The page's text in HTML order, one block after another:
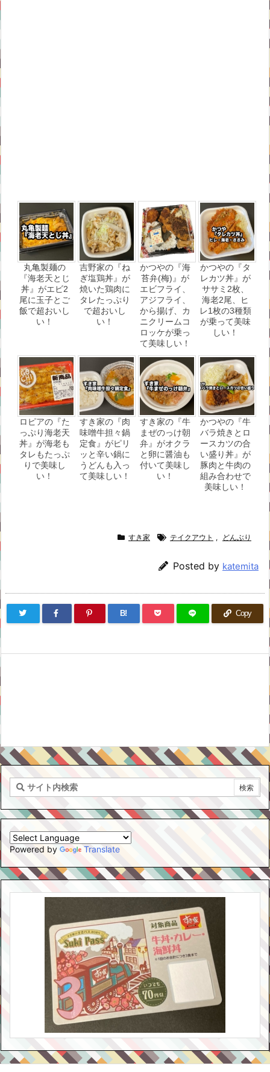
丸亀製麺の
『海老天とじ
丼』がエビ2
尾に玉子とご
飯で超おいし
い！
吉野家の『ね
ぎ塩鶏丼』が
焼いた鶏肉に
タレたっぷり
で超おいし
い！
かつやの『海
苔弁(梅)』が
エビフライ、
アジフライ、
から揚げ、カ
ニクリームコ
ロッケが乗っ
て美味しい！
かつやの『タ
レカツ丼』が
ササミ2枚、
海老2尾、ヒ
レ1枚の3種類
が乗って美味
しい！
ロピアの『た
っぷり海老天
丼』が海老も
タレもたっぷ
りで美味し
い！
すき家の『肉
味噌牛担々鍋
定食』がピリ
ッと辛い鍋に
うどんも入っ
て美味しい！
すき家の『牛
まぜのっけ朝
弁』がオクラ
と卵に醤油も
付いて美味し
い！
かつやの『牛
バラ焼きとロ
ースカツの合
い盛り丼』が
豚肉と牛肉の
組み合わせで
美味しい！
すき家 テイクアウト , どんぶり
Posted by katemita
B! Copy
Powered by Translate